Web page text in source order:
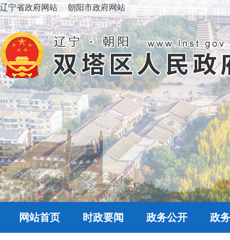
辽宁省政府网站 朝阳市政府网站
网站首页 时政要闻 政务公开 政